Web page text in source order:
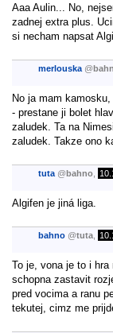
Aaa Aulin... No,
zadnej extra plus.
si necham napsat
merlouska @
No ja mam
- prestane ji bolet
zaludek. Ta na
zaludek. Takze ono
tuta @bahno
Algifen je jiná liga.
bahno @tuta
To je, vona je to i
schopna zastavit
pred vocima a ranu
tekutej, cimz me